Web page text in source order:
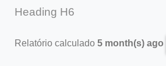
Heading H6
Relatório calculado 5 month(s) ago